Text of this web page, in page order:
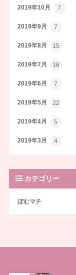
2019年10月 7
2019年9月 7
2019年8月 15
2019年7月 16
2019年6月 7
2019年5月 22
2019年4月 5
2019年3月 4
カテゴリー
ぽむマチ